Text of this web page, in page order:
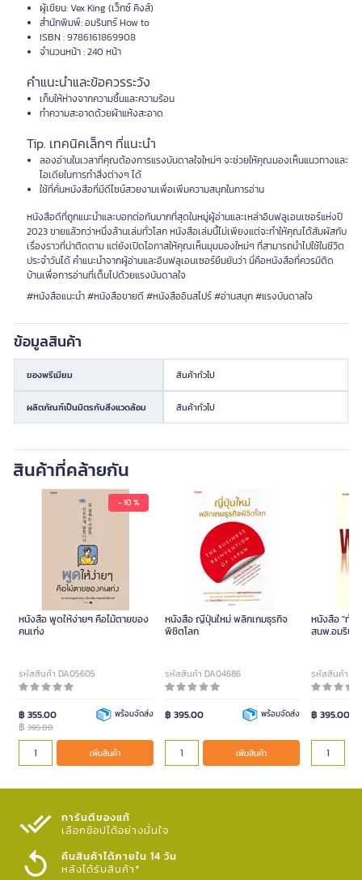
ผู้เขียน: Vex King (เว็กซ์ คิงส์)
สำนักพิมพ์: อมรินทร์ How to
ISBN : 9786161869908
จำนวนหน้า : 240 หน้า
คำแนะนำและข้อควรระวัง
เก็บให้ห่างจากความชื้นและความร้อน
ทำความสะอาดด้วยผ้าแห้งสะอาด
Tip. เทคนิคเล็กๆ ที่แนะนำ
ลองอ่านในเวลาที่คุณต้องการแรงบันดาลใจใหม่ๆ จะช่วยให้คุณมองเห็นแนวทางและ
ไอเดียในการทำสิ่งต่างๆ ได้
ใช้ที่คั่นหนังสือที่มีดีไซน์สวยงามเพื่อเพิ่มความสนุกในการอ่าน
หนังสือดีที่ถูกแนะนำและบอกต่อกันมากที่สุดในหมู่ผู้อ่านและเหล่าอินฟลูเอนเซอร์แห่งปี
2023 ขายแล้วกว่าหนึ่งล้านเล่มทั่วโลก หนังสือเล่มนี้ไม่เพียงแต่จะทำให้คุณได้สัมผัสกับ
เรื่องราวที่น่าติดตาม แต่ยังเปิดโอกาสให้คุณเห็นมุมมองใหม่ๆ ที่สามารถนำไปใช้ในชีวิต
ประจำวันได้ คำแนะนำจากผู้อ่านและอินฟลูเอนเซอร์ยืนยันว่า นี่คือหนังสือที่ควรมีติด
บ้านเพื่อการอ่านที่เต็มไปด้วยแรงบันดาลใจ
#หนังสือแนะนำ #หนังสือขายดี #หนังสืออินสไปร์ #อ่านสนุก #แรงบันดาลใจ
ข้อมูลสินค้า
ของพรีเมียม สินค้าทั่วไป
ผลิตภัณฑ์เป็นมิตรกับสิ่งแวดล้อม สินค้าทั่วไป
สินค้าที่คล้ายกัน
- 10 %
หนังสือ พูดให้ง่ายๆ คือไม้ตายของ
คนเก่ง
รหัสสินค้า DA05605
฿ 355.00
฿ 395.00
พร้อมจัดส่ง
เพิ่มสินค้า
หนังสือ ญี่ปุ่นใหม่ พลิกเกมธุรกิจ
พิชิตโลก
รหัสสินค้า DA04686
฿ 395.00 พร้อมจัดส่ง
เพิ่มสินค้า
หนังสือ "ทำไมต้อง ""อยาก""
สนพ.อมรินท
รหัสสินค้า
฿ 395.00
การันตีของแท้
เลือกช้อปได้อย่างมั่นใจ​
คืนสินค้าได้ภายใน 14 วัน
หลังได้รับสินค้า*